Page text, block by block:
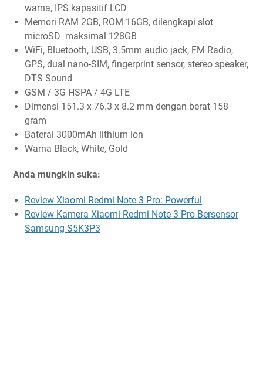
warna, IPS kapasitif LCD
Memori RAM 2GB, ROM 16GB, dilengkapi slot
microSD maksimal 128GB
WiFi, Bluetooth, USB, 3.5mm audio jack, FM Radio,
GPS, dual nano-SIM, fingerprint sensor, stereo speaker,
DTS Sound
GSM / 3G HSPA / 4G LTE
Dimensi 151.3 x 76.3 x 8.2 mm dengan berat 158
gram
Baterai 3000mAh lithium ion
Warna Black, White, Gold
Anda mungkin suka:
Review Xiaomi Redmi Note 3 Pro: Powerful
Review Kamera Xiaomi Redmi Note 3 Pro Bersensor
Samsung S5K3P3